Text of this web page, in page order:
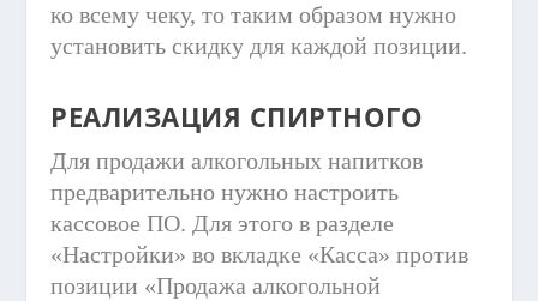
ко всему чеку, то таким образом нужно
установить скидку для каждой позиции.
РЕАЛИЗАЦИЯ СПИРТНОГО
Для продажи алкогольных напитков
предварительно нужно настроить
кассовое ПО. Для этого в разделе
«Настройки» во вкладке «Касса» против
позиции «Продажа алкогольной